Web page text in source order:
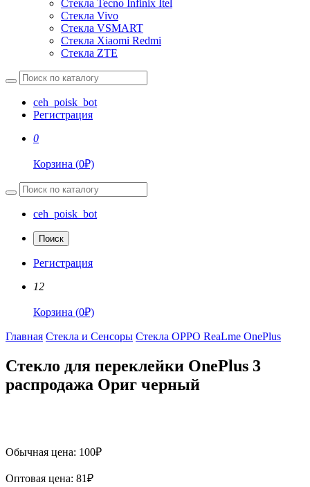
Стекла Tecno Infinix Itel
Стекла Vivo
Стекла VSMART
Стекла Xiaomi Redmi
Стекла ZTE
ceh_poisk_bot
Регистрация
0
Корзина (0₽)
ceh_poisk_bot
Поиск
Регистрация
12
Корзина (0₽)
Главная Стекла и Сенсоры Стекла OPPO ReaLme OnePlus
Стекло для переклейки OnePlus 3
распродажа Ориг черный
Обычная цена: 100₽
Оптовая цена: 81₽